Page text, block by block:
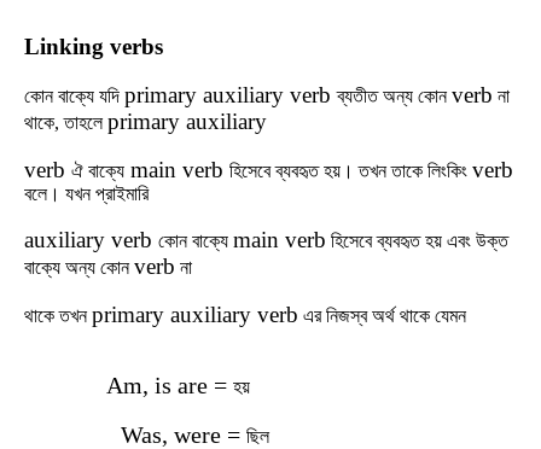
Linking verbs
কোন বাক্যে যদি primary auxiliary verbব্যতীত অন্য কোন verb না
থাকে, তাহলেprimary auxiliary
verb ঐ বাক্যে main verb হিসেবে ব্যবহৃত হয়। তখন তাকে লিংকিং verb
বলে। যখন প্রাইমারি
auxiliary verb কোন বাক্যে main verb হিসেবে ব্যবহৃত হয় এবং উক্ত
বাক্যে অন্য কোন verb না
থাকে তখনprimary auxiliary verb এরনিজস্ব অর্থ থাকে যেমন
Am, is are = হয়
Was, were = ছিল